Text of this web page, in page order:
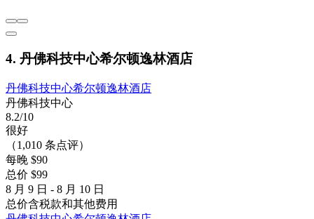
4. 丹佛科技中心希尔顿逸林酒店
丹佛科技中心希尔顿逸林酒店
丹佛科技中心
8.2/10
很好
（1,010 条点评）
每晚 $90
总价 $99
8 月 9 日 - 8 月 10 日
总价含税款和其他费用